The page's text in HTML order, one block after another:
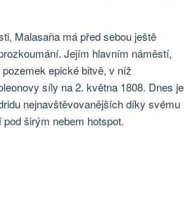
Malasaña má před sebou ještě
Jejím hlavním náměstí,
epické bitvě, v níž
síly na 2. května 1808. Dnes je
nejnavštěvovanějších díky svému
širým nebem hotspot.